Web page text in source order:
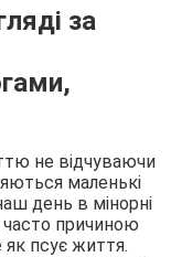
за
не відчуваючи
маленькі
день в мінорні
причиною
як псує життя.